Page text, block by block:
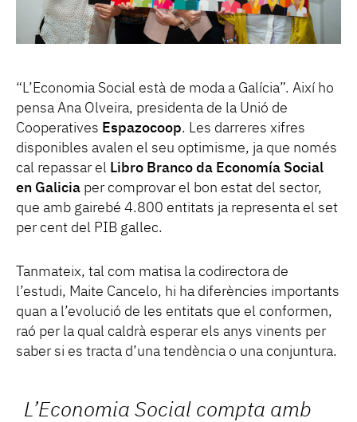
“L’Economia Social està de moda a Galícia”. Així ho
pensa Ana Olveira, presidenta de la Unió de
Cooperatives Espazocoop. Les darreres xifres
disponibles avalen el seu optimisme, ja que només
cal repassar el
Libro Branco da Economía Social
en Galicia per comprovar el bon estat del sector,
que amb gairebé 4.800 entitats ja representa el set
per cent del PIB gallec.
Tanmateix, tal com matisa la codirectora de
l’estudi, Maite Cancelo, hi ha diferències importants
quan a l’evolució de les entitats que el conformen,
raó per la qual caldrà esperar els anys vinents per
saber si es tracta d’una tendència o una conjuntura.
L’Economia Social compta amb